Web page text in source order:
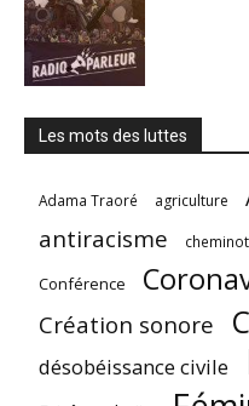
Les mots des luttes
Adama Traoré agriculture
antiracisme
Conférence
Création sonore
désobéissance civile